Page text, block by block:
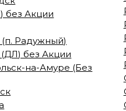
без Акции
Радужный)
без Акции
на-Амуре (Без